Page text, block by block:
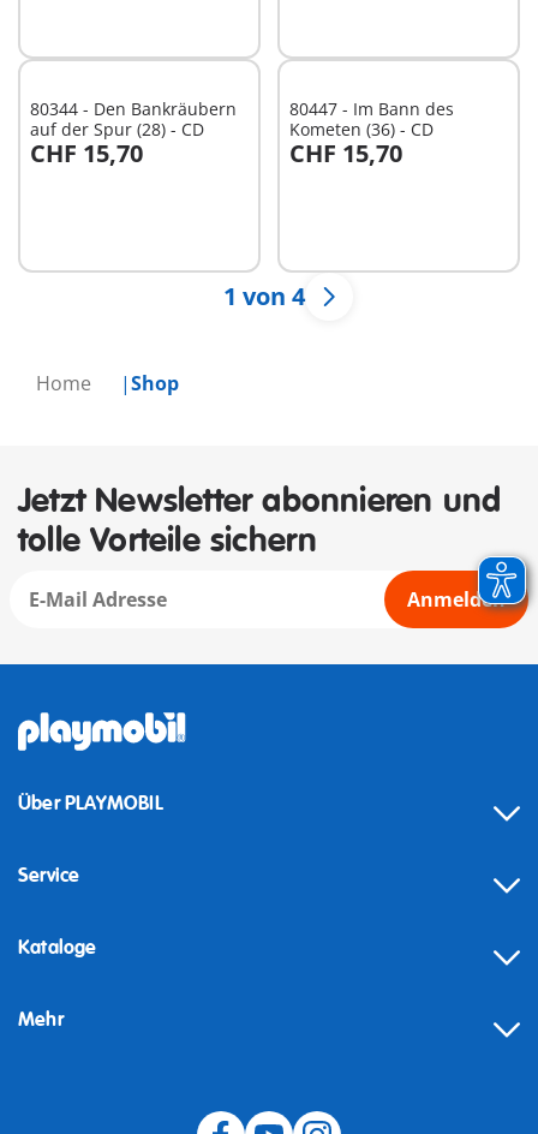
Home Shop
80344 - Den Bankräubern
auf der Spur (28) - CD
CHF 15,70
In den Warenkorb
80447 - Im Bann des
Kometen (36) - CD
CHF 15,70
In den Warenkorb
1 von 4
Jetzt Newsletter abonnieren und
tolle Vorteile sichern
Anmelden
Über PLAYMOBIL
Service
Kataloge
Mehr